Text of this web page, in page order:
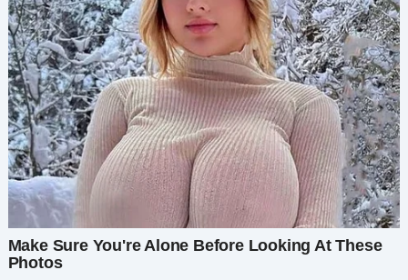
Наступила оглушительная тишина.
Мать вскочила, ее щеки пылали от злости. Она
не стала дожидаться окончания чтения
завещания.
Развернулась и вышла, стуча каблуками по
полу.
Это был последний раз, когда я ее видела.
И впервые в жизни я не чувствовала, что что-то